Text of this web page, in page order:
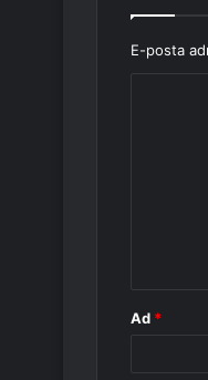
E-posta
Ad *